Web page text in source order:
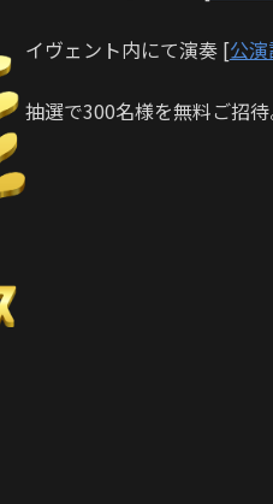
イヴェント内にて演奏 [公演
抽選で300名様を無料ご招